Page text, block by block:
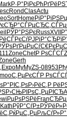
Р·Р°РјРєРћРґРёРЅ
RondClasActu
SortHome РјР°РіРЅ
СЃРµСЂС‚
РЎР°РЅРєRussXVII
РёСЃРєСѓРЈРіР°СЂ
РџСѓС€Рє
ZoneChetР РѕСЃСЃ
Gerh
ExpoMyMyZS-08953
С‚РµРєСЃР
Р°РІС‚РѕР›РёС‚Р
Р›СЊРІРѕС„РµРІСЂ
РџРѕРЅРё Fran
Kath РўР°СѓР±
РќРµС„РµРљСѓР»Р°